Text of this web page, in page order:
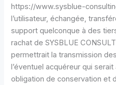
https://www.sysblue-
l’utilisateur, échangée,
support quelconque à des
rachat de SYSBLUE
permettrait la transmission
l’éventuel acquéreur qui
obligation de conservation et